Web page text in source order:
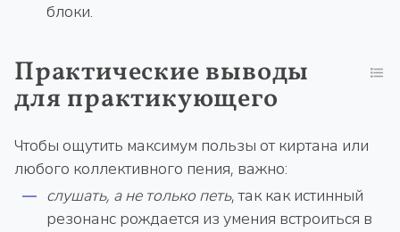
блоки.
Практические выводы
для практикующего
Чтобы ощутить максимум пользы от киртана или
любого коллективного пения, важно:
слушать, а не только петь, так как истинный
резонанс рождается из умения встроиться в